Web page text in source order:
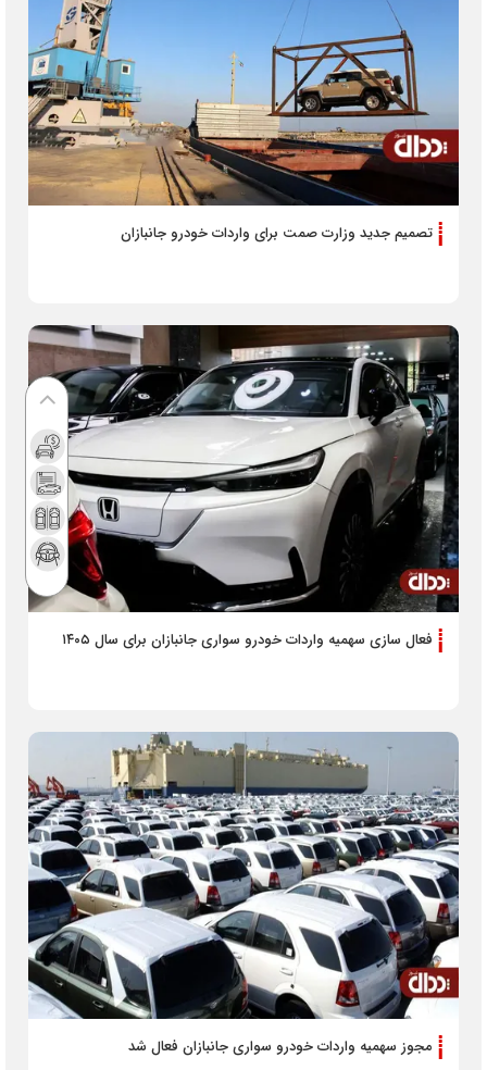
تصمیم جدید وزارت صمت برای واردات خودرو جانبازان
فعال سازی سهمیه واردات خودرو سواری جانبازان برای سال ۱۴۰۵
مجوز سهمیه‌ واردات خودرو سواری جانبازان فعال شد